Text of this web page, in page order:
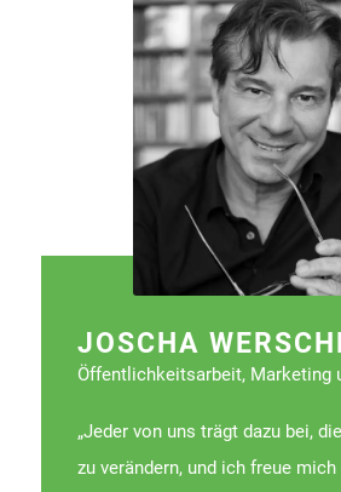
JOSCHA
Öffentlichkeitsarbeit, Marketing
„Jeder von uns trägt dazu bei,
zu verändern, und ich freue mich